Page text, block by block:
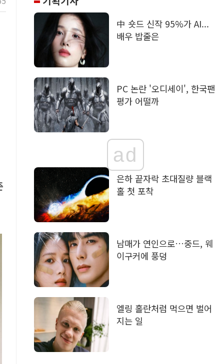
中 숏드 신작 95%가 AI...
배우 밥줄은
PC 논란 '오디세이', 한국팬
평가 어떨까
ad
은하 끝자락 초대질량 블랙
홀 첫 포착
남매가 연인으로…중드, 웨
이구커에 풍덩
엘링 홀란처럼 먹으면 벌어
지는 일